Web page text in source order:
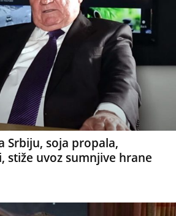
Srbiju, soja propala,
stiže uvoz sumnjive hrane